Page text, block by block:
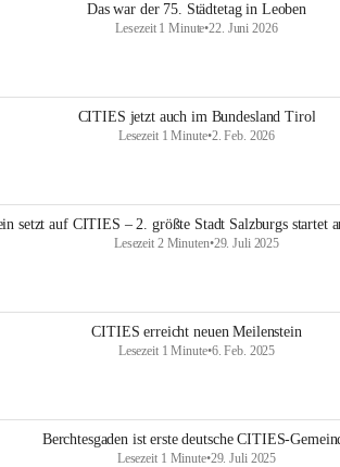
Das war der 75. Städtetag in Leoben
Lesezeit 1 Minute•22. Juni 2026
CITIES jetzt auch im Bundesland Tirol
Lesezeit 1 Minute•2. Feb. 2026
setzt auf CITIES – 2. größte Stadt Salzburgs startet
Lesezeit 2 Minuten•29. Juli 2025
CITIES erreicht neuen Meilenstein
Lesezeit 1 Minute•6. Feb. 2025
Berchtesgaden ist erste deutsche CITIES-
Lesezeit 1 Minute•29. Juli 2025